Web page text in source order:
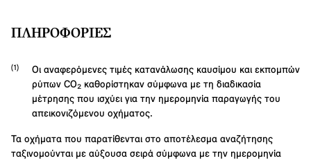
ΠΛΗΡΟΦΟΡΊΕΣ
Οι αναφερόμενες τιμές κατανάλωσης καυσίμου και εκπομπών
ρύπων CO₂ καθορίστηκαν σύμφωνα με τη διαδικασία
μέτρησης που ισχύει για την ημερομηνία παραγωγής του
απεικονιζόμενου οχήματος.
Τα οχήματα που παρατίθενται στο αποτέλεσμα αναζήτησης
ταξινομούνται με αύξουσα σειρά σύμφωνα με την ημερομηνία